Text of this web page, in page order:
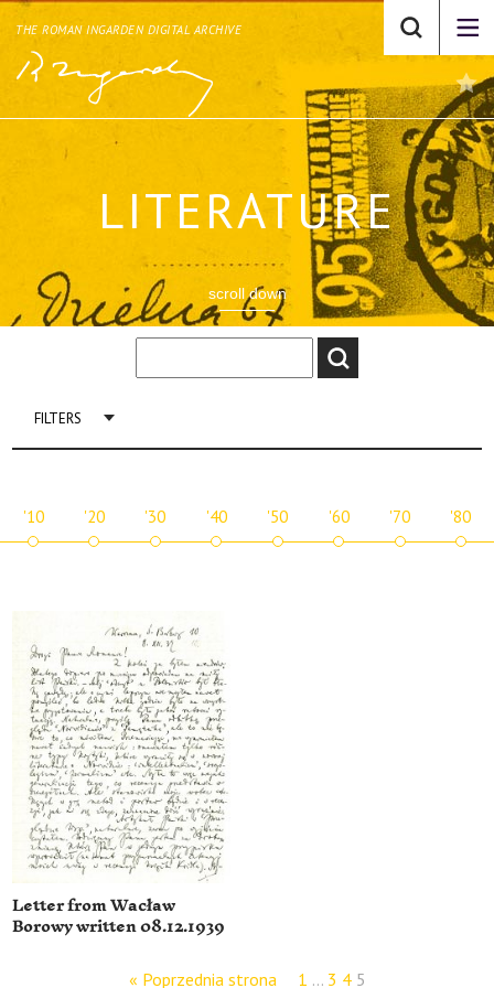
THE ROMAN INGARDEN DIGITAL ARCHIVE
LITERATURE
scroll down
FILTERS
'10 '20 '30 '40 '50 '60 '70 '80
Letter from Wacław
Borowy written 08.12.1939
« Poprzednia strona 1 … 3 4 5